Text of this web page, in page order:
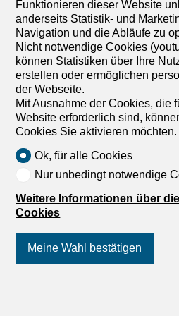
Verkauf in Raron -
CHF 82'000.-CHF
3942 Raron
Nach Absprache
Campinghaus im Raron –
ausgestattet
Zum Verkauf steht ein modernes
eingerichtetes Campinghaus auf
Campingplatz St. Monica
Jahre alt und präsentiert sich in
neuwertigen Zustand. Mit einer
bietet es genügend Platz für
inmitten der wunderschönen
auf einen Blick: Hochwertige
15'000 CHF Gemütlicher
Fliegengitter an den Fenstern
Sonnen- und Sichtschutz Eigener
Funktionieren dieser Website
anderseits Statistik- und
Navigation und die Abläufe zu
Nicht notwendige Cookies
können Statistiken über Ihre
erstellen oder ermöglichen
der Webseite.
Mit Ausnahme der Cookies, die
Website erforderlich sind,
Cookies Sie aktivieren möchten.
Ok, für alle Cookies
Nur unbedingt notwendige
Weitere Informationen über
Cookies
Meine Wahl bestätigen